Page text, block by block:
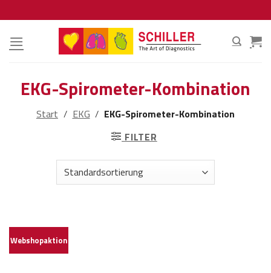
Inhalt
springen
EKG-Spirometer-Kombination
Start / EKG / EKG-Spirometer-Kombination
FILTER
Webshopaktion